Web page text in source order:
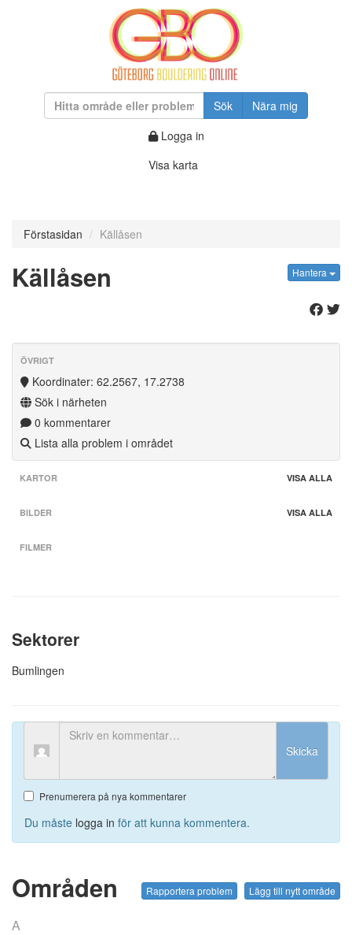
Sök
Nära mig
Logga in
Visa karta
Förstasidan Källåsen
Källåsen Hantera
ÖVRIGT
Koordinater: 62.2567, 17.2738
Sök i närheten
0 kommentarer
Lista alla problem i området
KARTOR VISA ALLA
BILDER VISA ALLA
FILMER
Sektorer
Bumlingen
Skicka
Prenumerera på nya kommentarer
Du måste logga in för att kunna kommentera.
Områden Lägg till nytt område
Rapportera problem
A